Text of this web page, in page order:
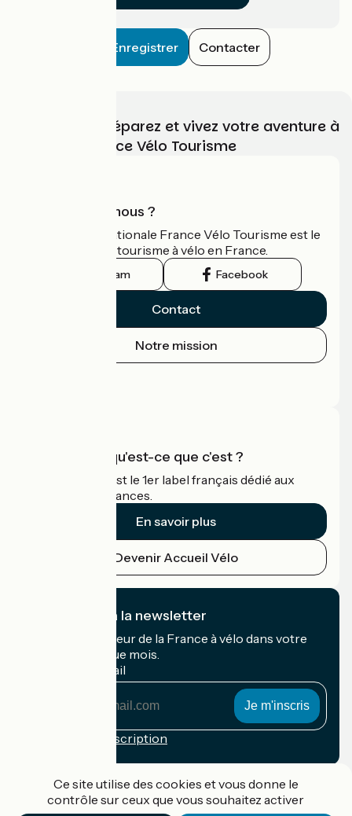
Enregistrer Contacter
Choisissez, préparez et vivez votre aventure à
vélo avec France Vélo Tourisme
Qui sommes-nous ?
L'association nationale France Vélo Tourisme est le
guide officiel du tourisme à vélo en France.
Instagram Facebook
Contact
Notre mission
Accueil Vélo qu'est-ce que c'est ?
Accueil Vélo c'est le 1er label français dédié aux
cyclistes en vacances.
En savoir plus
Devenir Accueil Vélo
Je m'abonne à la newsletter
Recevez le meilleur de la France à vélo dans votre
boîte mail chaque mois.
Mon adresse mail
Conditions d'inscription
Ce site utilise des cookies et vous donne le
contrôle sur ceux que vous souhaitez activer